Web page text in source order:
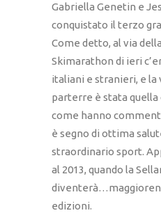
Gabriella Genetin e
conquistato il terzo
Come detto, al via
Skimarathon di ieri
italiani e stranieri, e la
parterre è stata quella
come hanno
è segno di ottima
straordinario sport.
al 2013, quando la
edizioni.